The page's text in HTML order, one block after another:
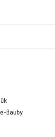
Bauby